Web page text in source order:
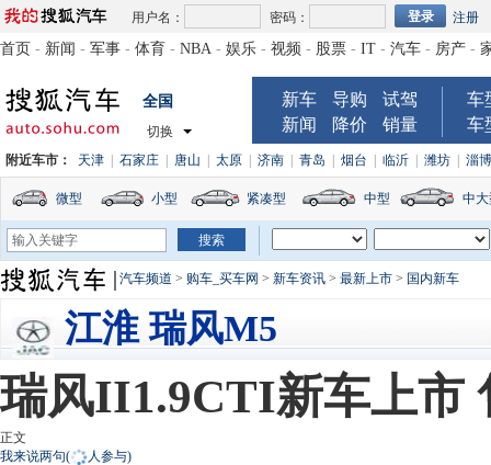
用户名： 密码： 注册
首页 - 新闻 - 军事 - 体育 - NBA - 娱乐 - 视频 - 股票 - IT - 汽车 - 房产 -
全国
切换
新车 导购
试驾
新闻
降价 销量
车
车
附近车市： 天津 石家庄 唐山 太原 济南 青岛 烟台 临沂 潍坊 淄博
微型 小型 紧凑型 中型 中
汽车频道 > 购车_买车网 > 新车资讯 > 最新上市 > 国内新车
江淮 瑞风M5
瑞风II1.9CTI新车上市
正文
我来说两句( 人参与)